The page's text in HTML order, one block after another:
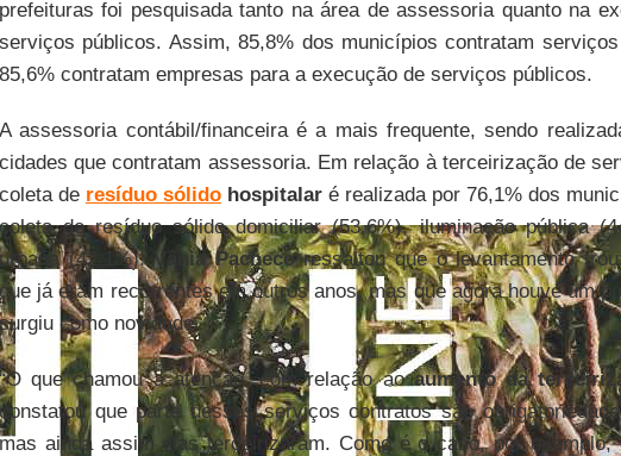
prefeituras foi pesquisada tanto na área de assessoria quanto na
serviços públicos. Assim, 85,8% dos municípios contratam
85,6% contratam empresas para a execução de serviços públicos.
A assessoria contábil/financeira é a mais frequente, sendo
cidades que contratam assessoria. Em relação à terceirização de
coleta de resíduo sólido hospitalaré realizada por 76,1% dos
de resíduo sólido domiciliar (53,6%), iluminação pública
(42,1%).Vânia Pachecoressaltou que o levantamento
já eram recorrentes em outros anos, mas que agora houve um
como novidade.
que chamou a atenção, com relação aoaumento da
que parte desses serviços contratos são
ainda assim elas terceirizaram. Como é o caso, por exemplo,